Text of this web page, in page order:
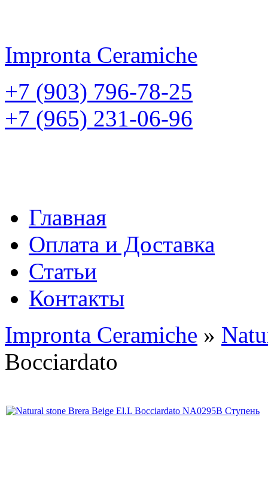
Impronta Ceramiche
+7 (903) 796-78-25
+7 (965) 231-06-96
Главная
Оплата и Доставка
Статьи
Контакты
Impronta Ceramiche »
Bocciardato